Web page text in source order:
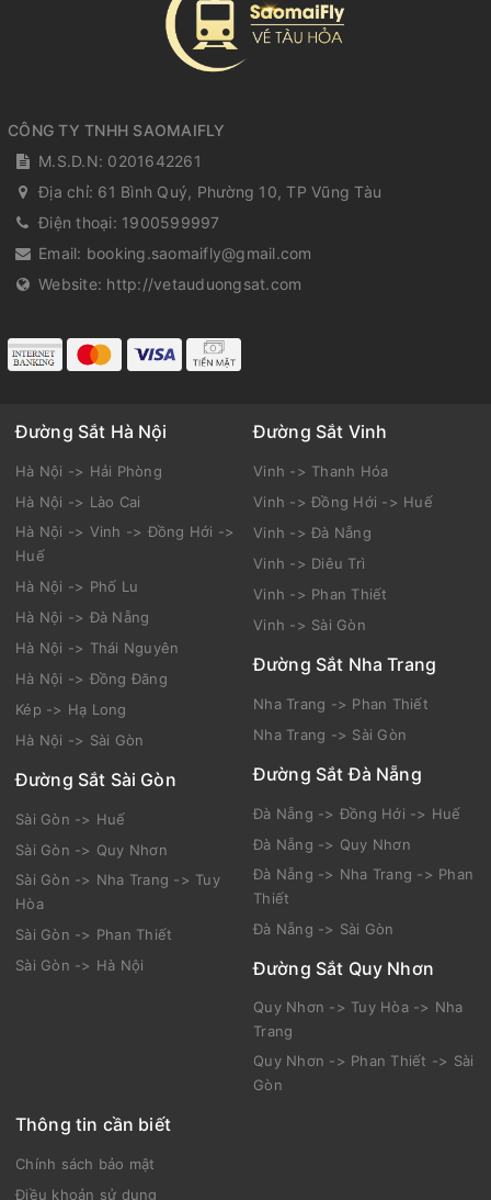
CÔNG TY TNHH SAOMAIFLY
M.S.D.N: 0201642261
Địa chỉ: 61 Bình Quý, Phường 10, TP Vũng Tàu
Điện thoại: 1900599997
Email: booking.saomaifly@gmail.com
Website: http://vetauduongsat.com
Đường Sắt Hà Nội
Hà Nội -> Hải Phòng
Hà Nội -> Lào Cai
Hà Nội -> Vinh -> Đồng Hới ->
Huế
Hà Nội -> Phố Lu
Hà Nội -> Đà Nẵng
Hà Nội -> Thái Nguyên
Hà Nội -> Đồng Đăng
Kép -> Hạ Long
Hà Nội -> Sài Gòn
Đường Sắt Sài Gòn
Sài Gòn -> Huế
Sài Gòn -> Quy Nhơn
Sài Gòn -> Nha Trang -> Tuy
Hòa
Sài Gòn -> Phan Thiết
Sài Gòn -> Hà Nội
Đường Sắt Vinh
Vinh -> Thanh Hóa
Vinh -> Đồng Hới -> Huế
Vinh -> Đà Nẵng
Vinh -> Diêu Trì
Vinh -> Phan Thiết
Vinh -> Sài Gòn
Đường Sắt Nha Trang
Nha Trang -> Phan Thiết
Nha Trang -> Sài Gòn
Đường Sắt Đà Nẵng
Đà Nẵng -> Đồng Hới -> Huế
Đà Nẵng -> Quy Nhơn
Đà Nẵng -> Nha Trang -> Phan
Thiết
Đà Nẵng -> Sài Gòn
Đường Sắt Quy Nhơn
Quy Nhơn -> Tuy Hòa -> Nha
Trang
Quy Nhơn -> Phan Thiết -> Sài
Gòn
Thông tin cần biết
Chính sách bảo mật
Điều khoản sử dụng